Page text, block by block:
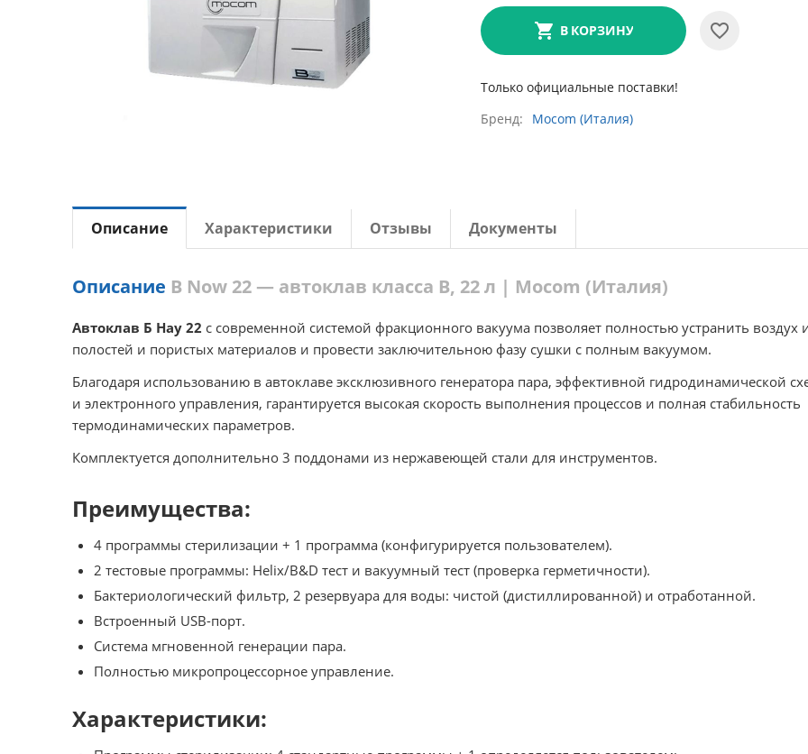
В КОРЗИНУ
Только официальные поставки!
Бренд
Mocom (Италия)
Описание Характеристики Отзывы Документы
Описание B Now 22 — автоклав класса B, 22 л | Mocom (Италия)
Автоклав Б Нау 22 с современной системой фракционного вакуума позволяет полностью устранить воздух
полостей и пористых материалов и провести заключительною фазу сушки с полным вакуумом.
Благодаря использованию в автоклаве эксклюзивного генератора пара, эффективной гидродинамической
и электронного управления, гарантируется высокая скорость выполнения процессов и полная стабильность
термодинамических параметров.
Комплектуется дополнительно 3 поддонами из нержавеющей стали для инструментов.
Преимущества:
4 программы стерилизации + 1 программа (конфигурируется пользователем).
2 тестовые программы: Helix/B&D тест и вакуумный тест (проверка герметичности).
Бактериологический фильтр, 2 резервуара для воды: чистой (дистиллированной) и отработанной.
Встроенный USB-порт.
Система мгновенной генерации пара.
Полностью микропроцессорное управление.
Характеристики: